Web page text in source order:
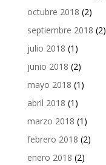
octubre 2018 (2)
septiembre 2018 (2)
julio 2018 (1)
junio 2018 (2)
mayo 2018 (1)
abril 2018 (1)
marzo 2018 (1)
febrero 2018 (2)
enero 2018 (2)